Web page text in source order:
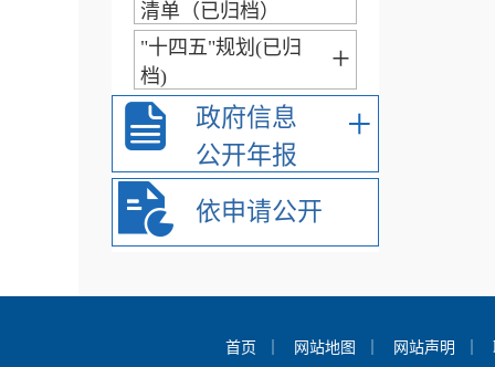
清单（已归档）
"十四五"规划(已归
档)
+
政府信息
公开年报
+
依申请公开
首页 网站地图 网站声明